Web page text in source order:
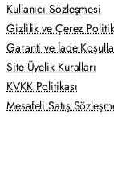
Kullanıcı Sözleşmesi
Gizlilik ve Çerez
Garanti ve İade
Site Üyelik Kuralları
KVKK Politikası
Mesafeli Satış